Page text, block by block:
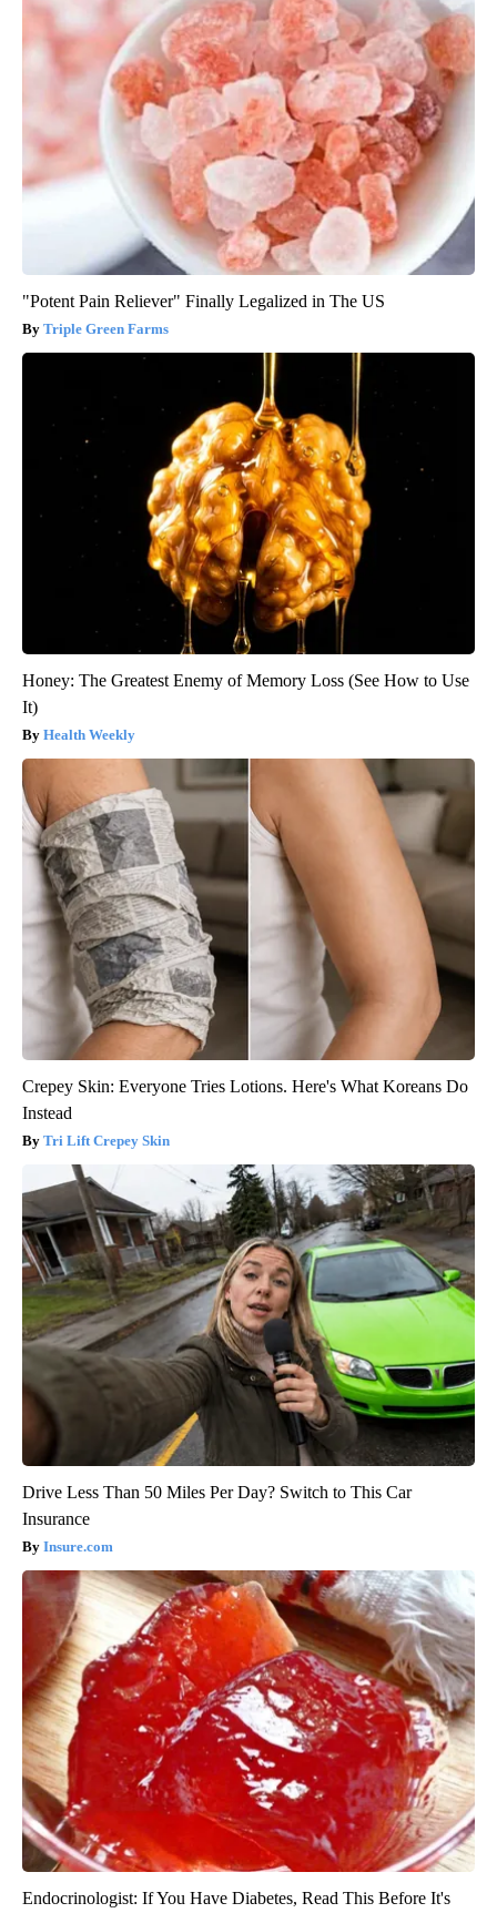
"Potent Pain Reliever" Finally Legalized in The US
Triple Green Farms
Honey: The Greatest Enemy of Memory Loss (See How to Use
It)
Health Weekly
Crepey Skin: Everyone Tries Lotions. Here's What Koreans Do
Instead
Tri Lift Crepey Skin
Drive Less Than 50 Miles Per Day? Switch to This Car
Insurance
Insure.com
Endocrinologist: If You Have Diabetes, Read This Before It's